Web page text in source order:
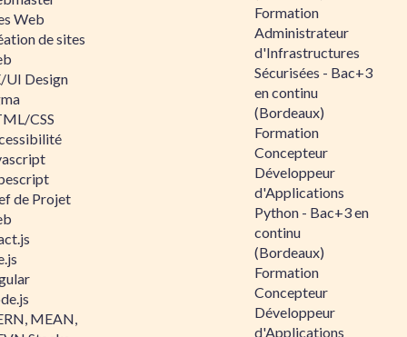
Web
de sites
UI Design
CSS
de Projet
MEAN,
Formation
Administrateur
d'Infrastructures
Sécurisées - Bac+3
en continu
(Bordeaux)
Formation
Concepteur
Développeur
d'Applications
Python - Bac+3 en
continu
(Bordeaux)
Formation
Concepteur
Développeur
d'Applications